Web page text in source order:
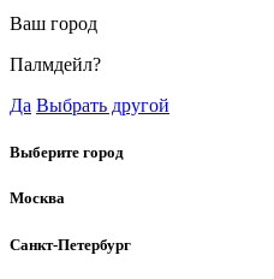
Ваш город
Палмдейл?
Да Выбрать другой
Выберите город
Москва
Санкт-Петербург